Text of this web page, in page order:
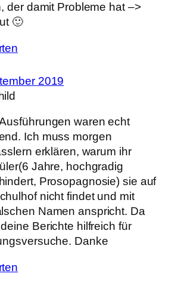
der damit Probleme hat –>
🙂
2019
waren echt
Ich muss morgen
erklären, warum ihr
Jahre, hochgradig
Prosopagnosie) sie auf
nicht findet und mit
Namen anspricht. Da
Berichte hilfreich für
Danke